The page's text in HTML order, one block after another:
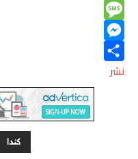
k
p
p
e
r
e
b
e
k
y
p
e
L
k
M
e
s
M
e
نشر
كندا